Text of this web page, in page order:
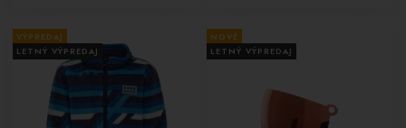
VÝPREDAJ
LETNÝ VÝPREDAJ
NOVÉ
LETNÝ VÝPREDAJ